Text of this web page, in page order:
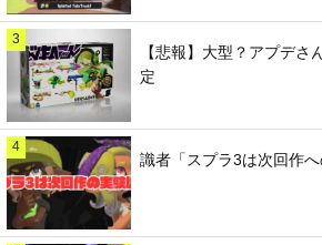
3
【悲報】大型？アプデさ
定
4
識者「スプラ3は次回作へ